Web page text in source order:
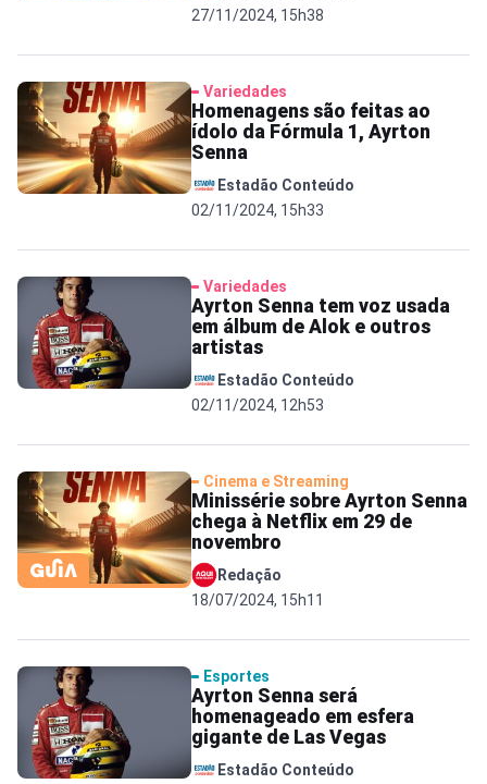
27/11/2024, 15h38
Variedades
Homenagens são feitas ao
ídolo da Fórmula 1, Ayrton
Senna
Estadão Conteúdo
02/11/2024, 15h33
Variedades
Ayrton Senna tem voz usada
em álbum de Alok e outros
artistas
Estadão Conteúdo
02/11/2024, 12h53
Cinema e Streaming
Minissérie sobre Ayrton Senna
chega à Netflix em 29 de
novembro
Redação
18/07/2024, 15h11
Esportes
Ayrton Senna será
homenageado em esfera
gigante de Las Vegas
Estadão Conteúdo